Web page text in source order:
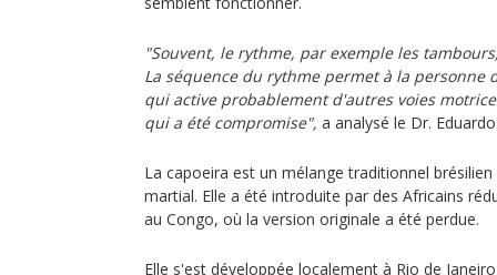
"Souvent, le rythme, par exemple les
La séquence du rythme permet à la personne
qui active probablement d'autres voies
qui a été compromise", a analysé le Dr.
La capoeira est un mélange traditionnel
martial. Elle a été introduite par des Africains
au Congo, où la version originale a été perdue.
Elle s'est développée localement à Rio de